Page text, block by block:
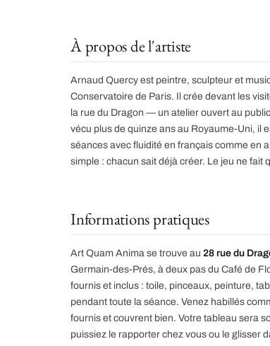
À propos de l'artiste
Arnaud Quercy est peintre, sculpteur et
Conservatoire de Paris. Il crée devant les
la rue du Dragon — un atelier ouvert au
vécu plus de quinze ans au Royaume-Uni, il
séances avec fluidité en français comme en
simple : chacun sait déjà créer. Le jeu ne fait
Informations pratiques
Art Quam Anima se trouve au 28 rue du
Germain-des-Prés, à deux pas du Café de
fournis et inclus : toile, pinceaux, peinture,
pendant toute la séance. Venez habillés
fournis et couvrent bien. Votre tableau sera
puissiez le rapporter chez vous ou le glisser